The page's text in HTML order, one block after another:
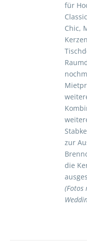
für
Chic,
zur
die
(Fotos